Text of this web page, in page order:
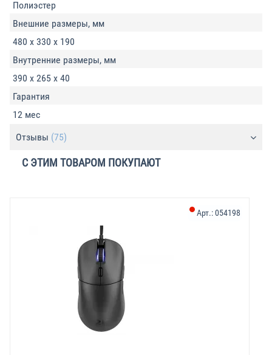
Полиэстер
Внешние размеры, мм
480 х 330 х 190
Внутренние размеры, мм
390 х 265 х 40
Гарантия
12 мес
Отзывы (75)
С ЭТИМ ТОВАРОМ ПОКУПАЮТ
Арт.:054198